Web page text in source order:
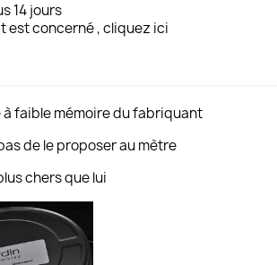
14 jours
est concerné , cliquez ici
à faible mémoire du fabriquant
de le proposer au mètre
chers que lui